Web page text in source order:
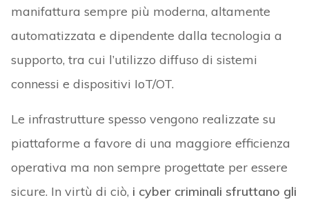
manifattura sempre più moderna, altamente
automatizzata e dipendente dalla tecnologia a
supporto, tra cui l’utilizzo diffuso di sistemi
connessi e dispositivi IoT/OT.
Le infrastrutture spesso vengono realizzate su
piattaforme a favore di una maggiore efficienza
operativa ma non sempre progettate per essere
sicure. In virtù di ciò, i cyber criminali sfruttano gli